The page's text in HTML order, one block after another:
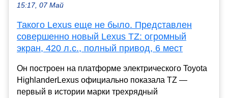
15:17, 07 Май
Такого Lexus еще не было. Представлен
совершенно новый Lexus TZ: огромный
экран, 420 л.с., полный привод, 6 мест
Он построен на платформе электрического Toyota
HighlanderLexus официально показала TZ —
первый в истории марки трехрядный